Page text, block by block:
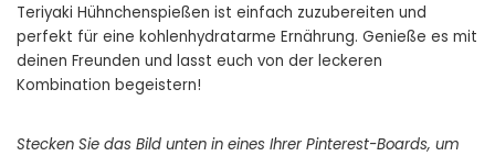
Teriyaki Hühnchenspießen ist einfach zuzubereiten und
perfekt für eine kohlenhydratarme Ernährung. Genieße es mit
deinen Freunden und lasst euch von der leckeren
Kombination begeistern!
Stecken Sie das Bild unten in eines Ihrer Pinterest-Boards, um